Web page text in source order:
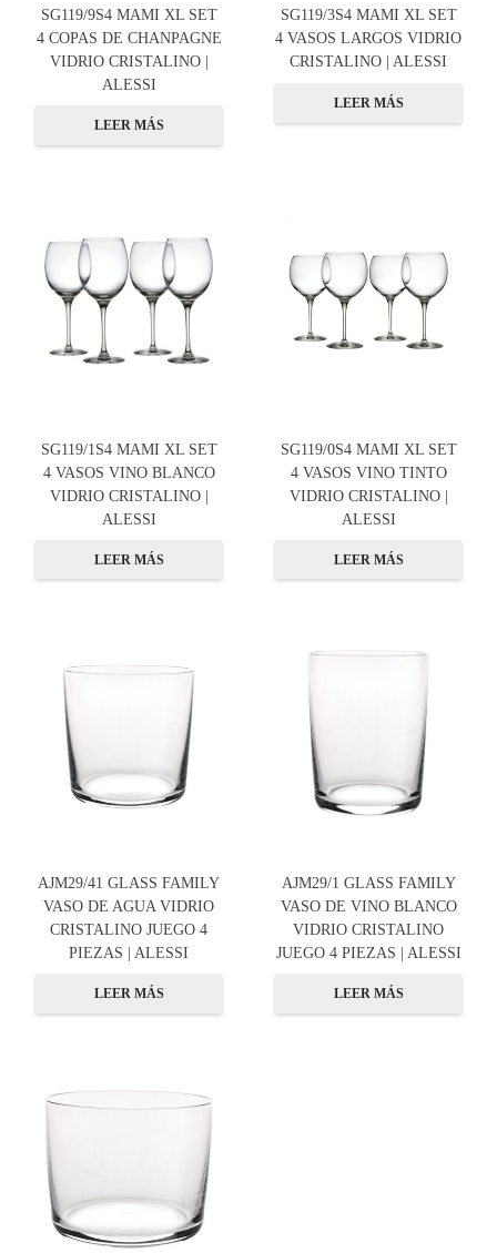
SG119/9S4 MAMI XL SET
4 COPAS DE CHANPAGNE
VIDRIO CRISTALINO |
ALESSI
LEER MÁS
SG119/3S4 MAMI XL SET
4 VASOS LARGOS VIDRIO
CRISTALINO | ALESSI
LEER MÁS
SG119/1S4 MAMI XL SET
4 VASOS VINO BLANCO
VIDRIO CRISTALINO |
ALESSI
LEER MÁS
SG119/0S4 MAMI XL SET
4 VASOS VINO TINTO
VIDRIO CRISTALINO |
ALESSI
LEER MÁS
AJM29/41 GLASS FAMILY
VASO DE AGUA VIDRIO
CRISTALINO JUEGO 4
PIEZAS | ALESSI
LEER MÁS
AJM29/1 GLASS FAMILY
VASO DE VINO BLANCO
VIDRIO CRISTALINO
JUEGO 4 PIEZAS | ALESSI
LEER MÁS